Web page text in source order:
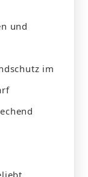
und
im